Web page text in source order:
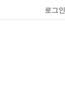
로그인